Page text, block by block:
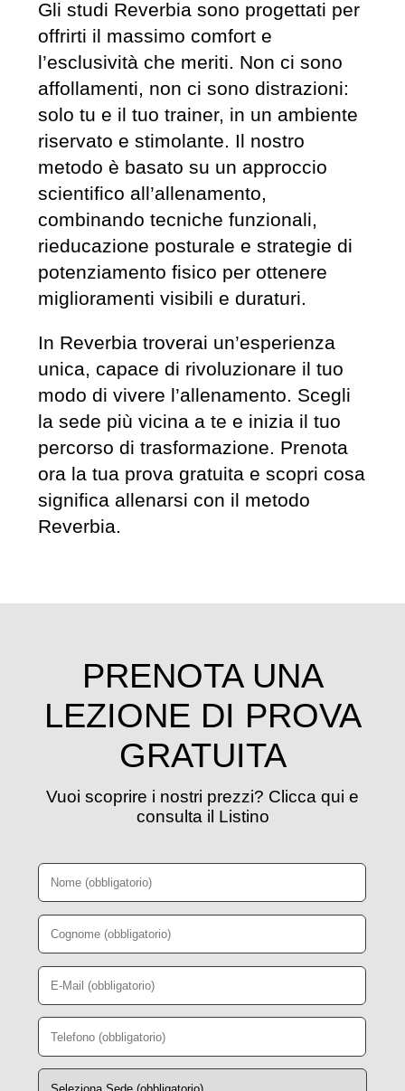
Gli studi Reverbia sono progettati per
offrirti il massimo comfort e
l’esclusività che meriti. Non ci sono
affollamenti, non ci sono distrazioni:
solo tu e il tuo trainer, in un ambiente
riservato e stimolante. Il nostro
metodo è basato su un approccio
scientifico all’allenamento,
combinando tecniche funzionali,
rieducazione posturale e strategie di
potenziamento fisico per ottenere
miglioramenti visibili e duraturi.
In Reverbia troverai un’esperienza
unica, capace di rivoluzionare il tuo
modo di vivere l’allenamento. Scegli
la sede più vicina a te e inizia il tuo
percorso di trasformazione. Prenota
ora la tua prova gratuita e scopri cosa
significa allenarsi con il metodo
Reverbia.
PRENOTA UNA
LEZIONE DI PROVA
GRATUITA
Vuoi scoprire i nostri prezzi? Clicca qui e
consulta il Listino